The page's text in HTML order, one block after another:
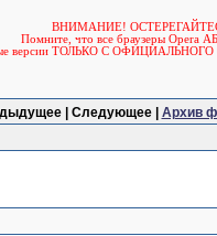
ВНИМАНИЕ!
Помните, что все браузеры
версии ТОЛЬКО С ОФИЦИАЛЬНОГО
| Следующее | Архив